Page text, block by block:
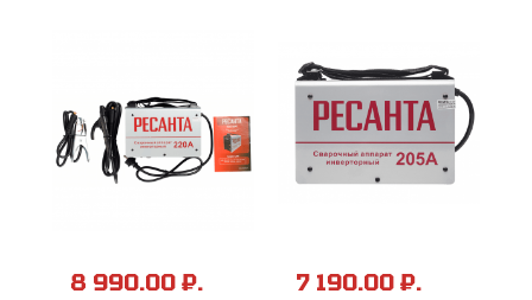
8 990.00 ₽. 7 190.00 ₽.